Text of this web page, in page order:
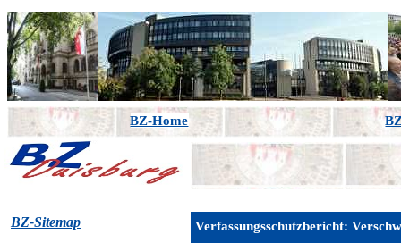
BZ-Home
BZ-Sitemap
Verfassungsschutzbericht: